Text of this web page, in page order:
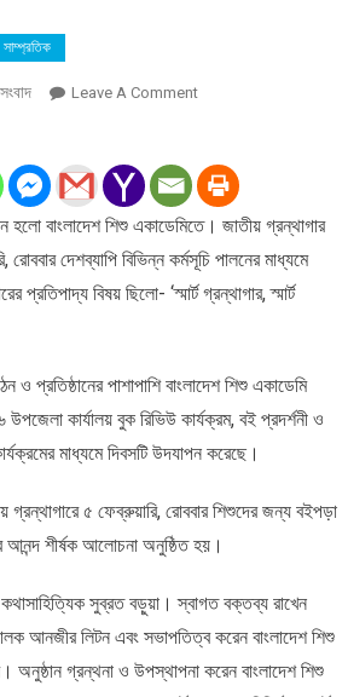
সাম্প্রতিক
Leave A CommentOn
একাডেমিতে
জাতীয়
গ্রন্থাগার
দিবস
উদযাপন
হলো বাংলাদেশ শিশু একাডেমিতে। জাতীয় গ্রন্থাগার
দেশব্যাপি বিভিন্ন কর্মসূচি পালনের মাধ্যমে
প্রতিপাদ্য বিষয় ছিলো- ‘স্মার্ট গ্রন্থাগার, স্মার্ট
ও প্রতিষ্ঠানের পাশাপাশি বাংলাদেশ শিশু একাডেমি
উপজেলা কার্যালয় বুক রিভিউ কার্যক্রম, বই প্রদর্শনী ও
মাধ্যমে দিবসটি উদযাপন করেছে।
গ্রন্থাগারে ৫ ফেব্রুয়ারি, রোববার শিশুদের জন্য বইপড়া
শীর্ষক আলোচনা অনুষ্ঠিত হয়।
সুব্রত বড়ুয়া। স্বাগত বক্তব্য রাখেন
আনজীর লিটন এবং সভাপতিত্ব করেন বাংলাদেশ শিশু
অনুষ্ঠান গ্রন্থনা ও উপস্থাপনা করেন বাংলাদেশ শিশু